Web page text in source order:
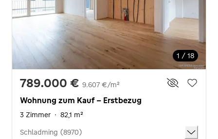
1 / 18
789.000 € 9.607 €/m²
Wohnung zum Kauf - Erstbezug
3 Zimmer · 82,1 m²
Schladming (8970)